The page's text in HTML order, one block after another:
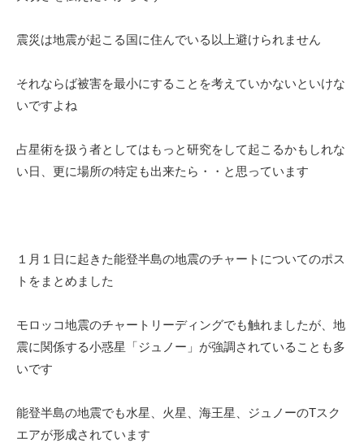
震災は地震が起こる国に住んでいる以上避けられません
それならば被害を最小にすることを考えていかないといけな
いですよね
占星術を扱う者としてはもっと研究をして起こるかもしれな
い日、更に場所の特定も出来たら・・と思っています
１月１日に起きた能登半島の地震のチャートについてのポス
トをまとめました
モロッコ地震のチャートリーディングでも触れましたが、地
震に関係する小惑星「ジュノー」が強調されていることも多
いです
能登半島の地震でも水星、火星、海王星、ジュノーのTスク
エアが形成されています